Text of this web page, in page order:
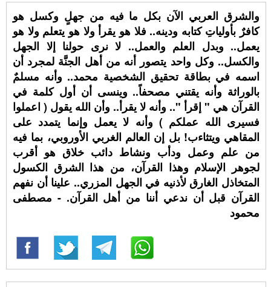
والشرق العربي الآن بكل ما فيه من جهلٍ وكسل هو
كافرٌ بأولياتِ كتابه ودينه.. فلا هو يقرأ ولا هو يتعلم ولا هو
يعمل.. وبدل العلم والعمل.. لا نرى حولنا إلا الجهل
والكسل.. وكل واحد يتصور أنه من أهل الجنَّة لمجرد أن
اسمه في بطاقة تحقيق الشخصية محمد.. وأنه مسلمٌ
بالوراثة وأنه يقتني مصحفاً.. وينسى أن أول كلمة في
القرآن هي " إقرأ ".. وأنه لا يقرأ.. وأن الله يقول ( اعملوا
فسيرى الله عملكم ) وأنه لا يعمل وإنما يتمدد على
المقاهي ويتثاءب! بل إن العالم الغربي الأوروبي، بما فيه
من علم وعمل ودأب ونشاط دائب خلاق هو أقرب
لجوهر الإسلام وهذا القرآن، من هذا الشرق الكسول
المتخاذل الغارق لأذنيه في الجهل المزري.. علينا أن نفهم
القرآن قبل أن ندعي أننا من أهل القرآن. - مصطفى
محمود